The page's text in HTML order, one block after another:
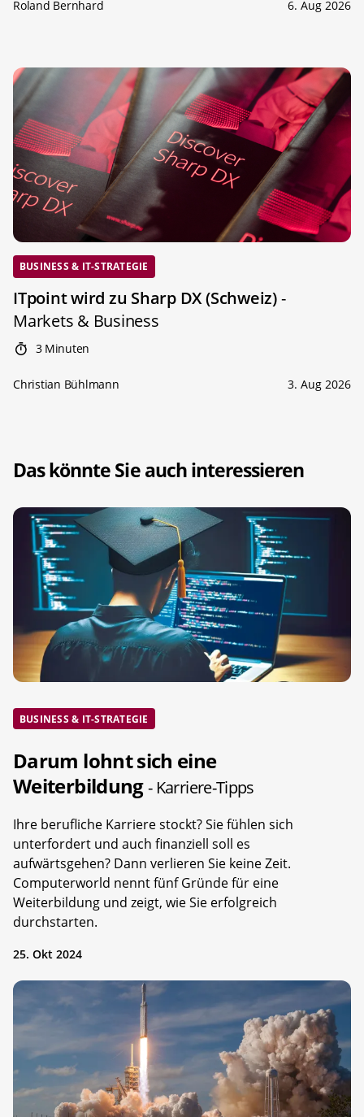
Roland Bernhard 6. Aug 2026
BUSINESS & IT-STRATEGIE
ITpoint wird zu Sharp DX (Schweiz)-
Markets & Business
3 Minuten
Christian Bühlmann 3. Aug 2026
Das könnte Sie auch interessieren
BUSINESS & IT-STRATEGIE
Darum lohnt sich eine
Weiterbildung- Karriere-Tipps
Ihre berufliche Karriere stockt? Sie fühlen sich
unterfordert und auch finanziell soll es
aufwärtsgehen? Dann verlieren Sie keine Zeit.
Computerworld nennt fünf Gründe für eine
Weiterbildung und zeigt, wie Sie erfolgreich
durchstarten.
25. Okt 2024